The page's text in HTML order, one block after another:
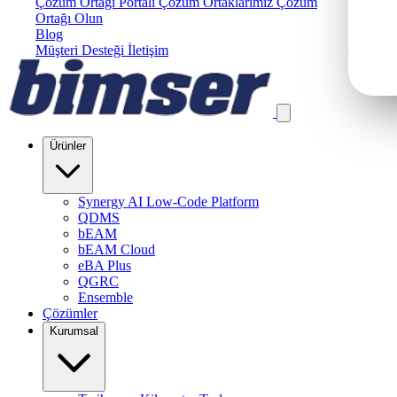
Ortağı Olun
Blog
Müşteri Desteği İletişim
Ürünler
Synergy AI Low-Code Platform
QDMS
bEAM
bEAM Cloud
eBA Plus
QGRC
Ensemble
Çözümler
Kurumsal